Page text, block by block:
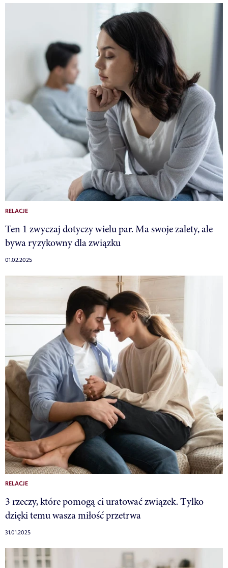
RELACJE
Ten 1 zwyczaj dotyczy wielu par. Ma swoje zalety, ale
bywa ryzykowny dla związku
01.02.2025
RELACJE
3 rzeczy, które pomogą ci uratować związek. Tylko
dzięki temu wasza miłość przetrwa
31.01.2025